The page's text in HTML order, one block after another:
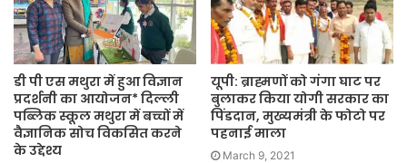
डी पी एस मथुरा में हुआ विज्ञान
प्रदर्शनी का आयोजन* दिल्ली
पब्लिक स्कूल मथुरा में बच्चों में
वैज्ञानिक सोच विकसित करने
के उद्देश्य
यूपी: ब्राह्मणों को गंगा घाट पर
बुलाकर किया योगी सरकार का
पिंडदान, मुख्यमंत्री के फोटो पर
पहनाई माला
March 9, 2021